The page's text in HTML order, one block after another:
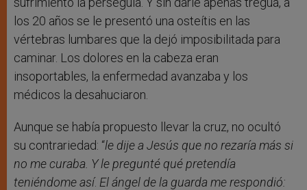
los 20 años se le presentó una osteítis en las
vértebras lumbares que la dejó imposibilitada para
caminar. Los dolores en la cabeza eran
insoportables, la enfermedad avanzaba y los
médicos la desahuciaron.
Aunque se había propuesto llevar la cruz, no ocultó
su contrariedad: “le dije a Jesús que no rezaría más si
no me curaba. Y le pregunté qué pretendía
teniéndome así. El ángel de la guarda me respondió: